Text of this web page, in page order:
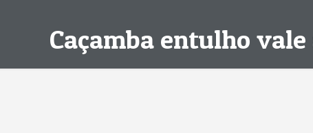
Caçamba entulho